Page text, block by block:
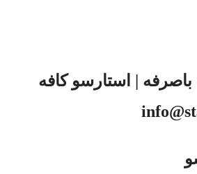
| استارسو کافه